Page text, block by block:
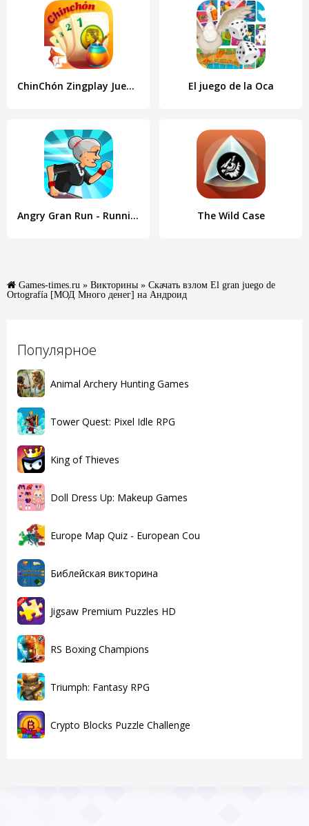
Популярное
Animal Archery Hunting Games
Tower Quest: Pixel Idle RPG
King of Thieves
Doll Dress Up: Makeup Games
Europe Map Quiz - European Cou
Библейская викторина
Jigsaw Premium Puzzles HD
RS Boxing Champions
Triumph: Fantasy RPG
Crypto Blocks Puzzle Challenge
ChinChón Zingplay Juego Online El juego de la Oca
Angry Gran Run - Running Game The Wild Case
Games-times.ru » Викторины » Скачать взлом El gran juego de
Ortografía [МОД Много денег] на Андроид